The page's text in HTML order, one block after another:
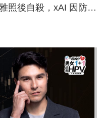
照後自殺，xAI 因防護